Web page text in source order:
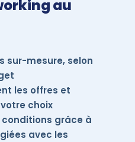
au
sur-mesure, selon
les offres et
choix
conditions grâce à
avec les